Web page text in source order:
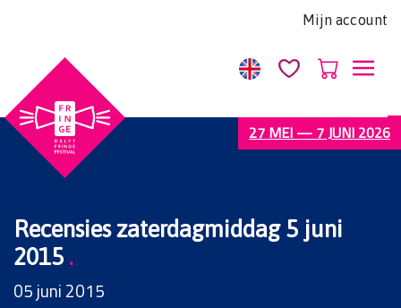
website
bevat
een
toegankelijkheidssysteem.
Mijn account
27 MEI — 7 JUNI 2026
Recensies zaterdagmiddag 5 juni
2015 .
05 juni 2015